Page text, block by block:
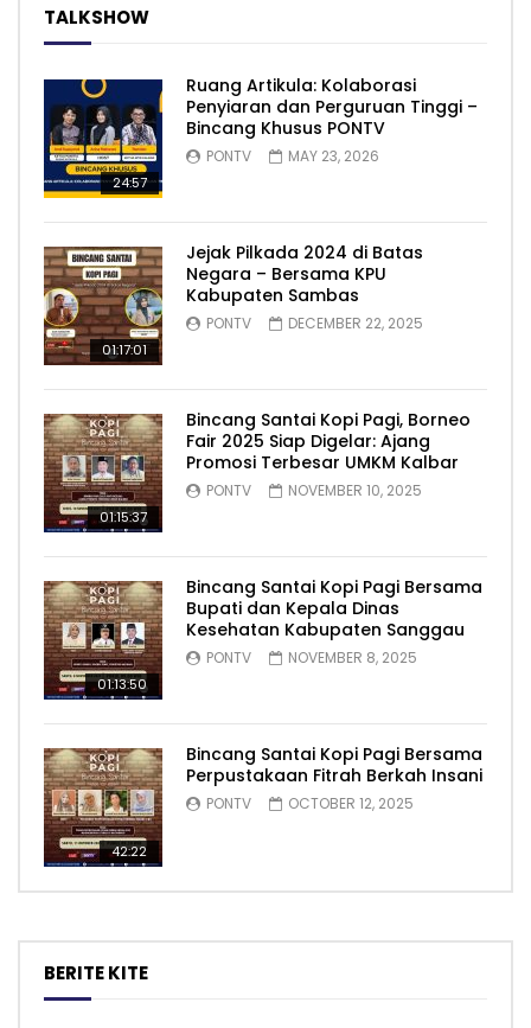
TALKSHOW
24:57
Ruang Artikula: Kolaborasi
Penyiaran dan Perguruan Tinggi –
Bincang Khusus PONTV
PONTV MAY 23, 2026
01:17:01
Jejak Pilkada 2024 di Batas
Negara – Bersama KPU
Kabupaten Sambas
PONTV DECEMBER 22, 2025
01:15:37
Bincang Santai Kopi Pagi, Borneo
Fair 2025 Siap Digelar: Ajang
Promosi Terbesar UMKM Kalbar
PONTV NOVEMBER 10, 2025
01:13:50
Bincang Santai Kopi Pagi Bersama
Bupati dan Kepala Dinas
Kesehatan Kabupaten Sanggau
PONTV NOVEMBER 8, 2025
42:22
Bincang Santai Kopi Pagi Bersama
Perpustakaan Fitrah Berkah Insani
PONTV OCTOBER 12, 2025
BERITE KITE